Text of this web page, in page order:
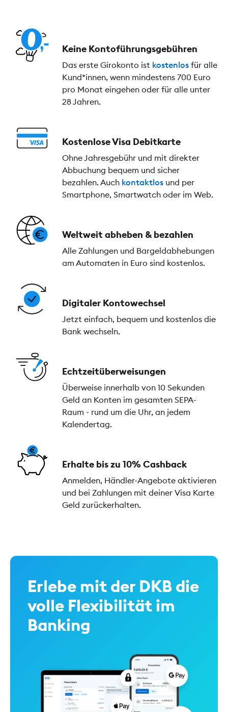
Keine Kontoführungs­gebühren
Das erste Girokonto ist kostenlos für alle
Kund*innen, wenn mindestens 700 Euro
pro Monat eingehen oder für alle unter
28 Jahren.
Kostenlose Visa Debitkarte
Ohne Jahresgebühr und mit direkter
Abbuchung bequem und sicher
bezahlen. Auch kontaktlos und per
Smartphone, Smartwatch oder im Web.
Weltweit abheben & bezahlen
Alle Zahlungen und Bargeldabhebungen
am Automaten in Euro sind kostenlos.
Digitaler Kontowechsel
Jetzt einfach, bequem und kostenlos die
Bank wechseln.
Echtzeitüberweisungen
Überweise innerhalb von 10 Sekunden
Geld an Konten im gesamten SEPA-
Raum - rund um die Uhr, an jedem
Kalendertag.
Erhalte bis zu 10% Cashback
Anmelden, Händler-Angebote aktivieren
und bei Zahlungen mit deiner Visa Karte
Geld zurückerhalten.
Erlebe mit der DKB die
volle Flexibilität im
Banking